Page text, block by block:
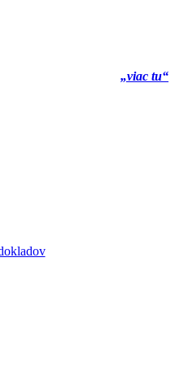
„viac tu“